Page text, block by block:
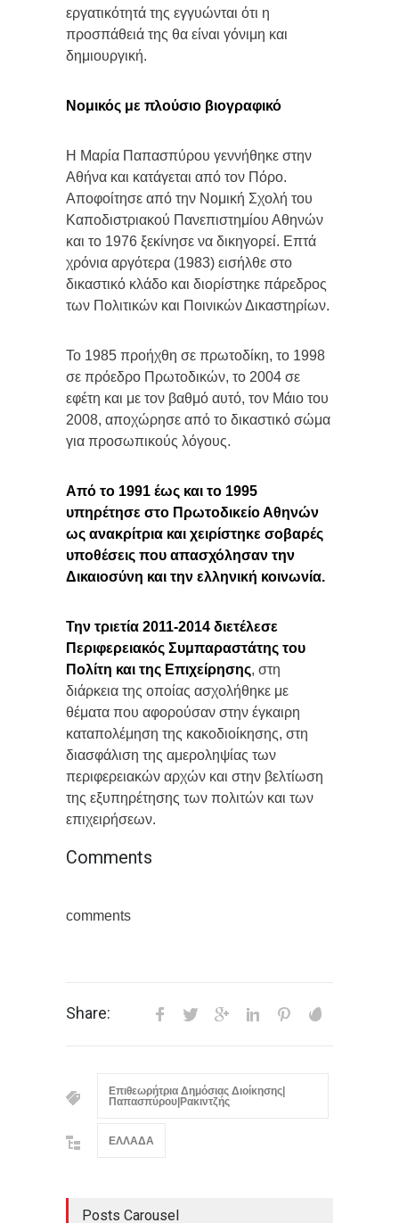
εργατικότητά της εγγυώνται ότι η
προσπάθειά της θα είναι γόνιμη και
δημιουργική.
Νομικός με πλούσιο βιογραφικό
Η Μαρία Παπασπύρου γεννήθηκε στην
Αθήνα και κατάγεται από τον Πόρο.
Αποφοίτησε από την Νομική Σχολή του
Καποδιστριακού Πανεπιστημίου Αθηνών
και το 1976 ξεκίνησε να δικηγορεί. Επτά
χρόνια αργότερα (1983) εισήλθε στο
δικαστικό κλάδο και διορίστηκε πάρεδρος
των Πολιτικών και Ποινικών Δικαστηρίων.
Το 1985 προήχθη σε πρωτοδίκη, το 1998
σε πρόεδρο Πρωτοδικών, το 2004 σε
εφέτη και με τον βαθμό αυτό, τον Μάιο του
2008, αποχώρησε από το δικαστικό σώμα
για προσωπικούς λόγους.
Από το 1991 έως και το 1995
υπηρέτησε στο Πρωτοδικείο Αθηνών
ως ανακρίτρια και χειρίστηκε σοβαρές
υποθέσεις που απασχόλησαν την
Δικαιοσύνη και την ελληνική κοινωνία.
Την τριετία 2011-2014 διετέλεσε
Περιφερειακός Συμπαραστάτης του
Πολίτη και της Επιχείρησης, στη
διάρκεια της οποίας ασχολήθηκε με
θέματα που αφορούσαν στην έγκαιρη
καταπολέμηση της κακοδιοίκησης, στη
διασφάλιση της αμεροληψίας των
περιφερειακών αρχών και στην βελτίωση
της εξυπηρέτησης των πολιτών και των
επιχειρήσεων.
Comments
comments
Share:
Επιθεωρήτρια Δημόσιας Διοίκησης|
Παπασπύρου|Ρακιντζής
ΕΛΛΑΔΑ
Posts Carousel